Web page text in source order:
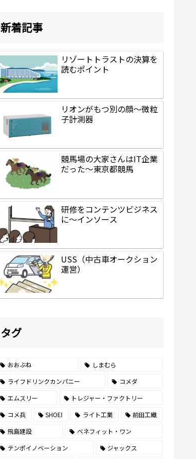
新着記事
リゾートトラストの決算を
読むポイント
リオンがもつ別の顔～微粒
子計測器
競馬場の大家さんはIT企業
だった～東京都競馬
研修をコンテンツビジネス
に～インソース
USS（中古車オークション
運営）
タグ
おおぶね
しまむら
ライフドリンクカンパニー
コメダ
エムスリー
トレジャー・ファクトリー
コメ兵
SHOEI ライト工業
前田工繊
飛島建設
ベネフィット・ワン
テンポイノベーション
ジャックス